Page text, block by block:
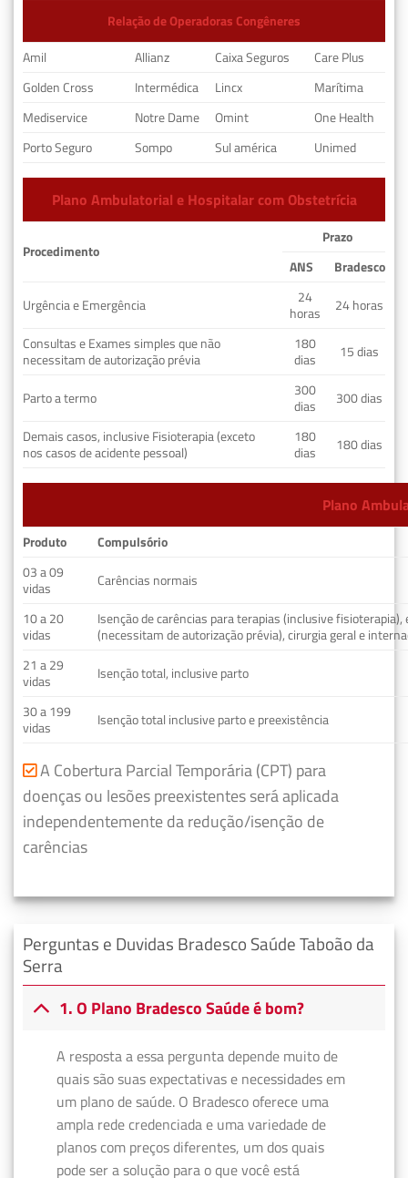
Relação de Operadoras Congêneres
Amil
Allianz Caixa Seguros
Care Plus
Golden Cross
Intermédica Lincx
Marítima
Mediservice
Notre Dame Omint
One Health
Porto Seguro
Sompo Sul américa Unimed
Plano Ambulatorial e Hospitalar com Obstetrícia
Procedimento
Prazo
ANS
Bradesco
Urgência e Emergência
24
horas
24 horas
Consultas e Exames simples que não
necessitam de autorização prévia
180
dias
15 dias
Parto a termo
300
dias
300 dias
Demais casos, inclusive Fisioterapia (exceto
nos casos de acidente pessoal)
180
dias
180 dias
Plano
Produto
Compulsório
03 a 09
vidas
Carências normais
10 a 20
vidas
Isenção de carências para terapias (inclusive fisioterapia),
(necessitam de autorização prévia), cirurgia geral e
21 a 29
vidas
Isenção total, inclusive parto
30 a 199
vidas
Isenção total inclusive parto e preexistência
A Cobertura Parcial Temporária (CPT) para
doenças ou lesões preexistentes será aplicada
independentemente da redução/isenção de
carências
Perguntas e Duvidas Bradesco Saúde Taboão da
Serra
1. O Plano Bradesco Saúde é bom?
A resposta a essa pergunta depende muito de
quais são suas expectativas e necessidades em
um plano de saúde. O Bradesco oferece uma
ampla rede credenciada e uma variedade de
planos com preços diferentes, um dos quais
pode ser a solução para o que você está